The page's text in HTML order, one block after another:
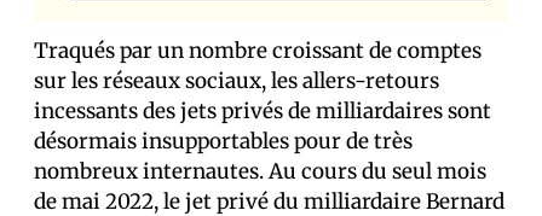
Traqués par un nombre croissant de comptes
sur les réseaux sociaux, les allers-retours
incessants des jets privés de milliardaires sont
désormais insupportables pour de très
nombreux internautes. Au cours du seul mois
de mai 2022, le jet privé du milliardaire Bernard